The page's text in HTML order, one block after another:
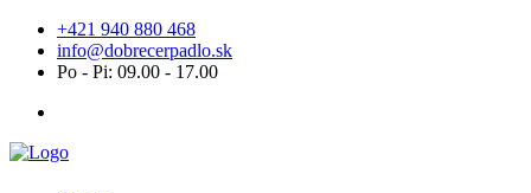
+421 940 880 468
info@dobrecerpadlo.sk
Po - Pi: 09.00 - 17.00